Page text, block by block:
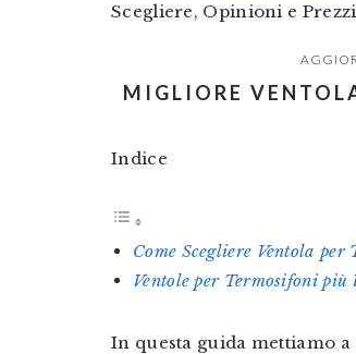
Scegliere, Opinioni e Prezzi
MIGLIORE
Indice
Come Scegliere Ventola per
Ventole per Termosifoni più
In questa guida mettiamo